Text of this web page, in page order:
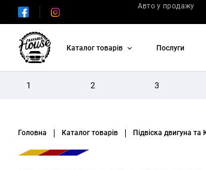
Авто у продажу
Каталог товарів Послуги
1 2 3
Головна Каталог товарів Підвіска двигуна та